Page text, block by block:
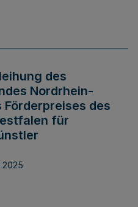
des
Nordrhein-
des
für
2025